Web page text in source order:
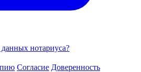
нотариуса?
Согласие Доверенность